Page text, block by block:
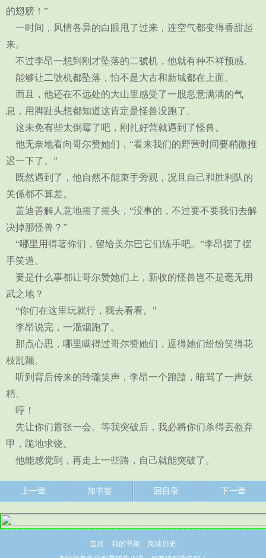
的翅膀！”
一时间，风情各异的白眼甩了过来，连空气都变得香甜起
来。
不过李昂一想到刚才坠落的二號机，他就有种不祥预感。
能够让二號机都坠落，怕不是大古和新城都在上面。
而且，他还在不远处的大山里感受了一股恶意满满的气
息，用脚趾头想都知道这肯定是怪兽没跑了。
这未免有些太倒霉了吧，刚扎好营就遇到了怪兽。
他无奈地看向哥尔赞她们，“看来我们的野营时间要稍微推
迟一下了。”
既然遇到了，他自然不能束手旁观，况且自己和胜利队的
关係都不算差。
盖迪善解人意地摇了摇头，“没事的，不过要不要我们去解
决掉那怪兽？”
“哪里用得著你们，留给美尔巴它们练手吧。”李昂摆了摆
手笑道。
要是什么事都让哥尔赞她们上，新收的怪兽岂不是毫无用
武之地？
“你们在这里玩就行，我去看看。”
李昂说完，一溜烟跑了。
那点心思，哪里瞒得过哥尔赞她们，逗得她们纷纷笑得花
枝乱颤。
听到背后传来的玲瓏笑声，李昂一个踉蹌，暗骂了一声妖
精。
哼！
先让你们囂张一会。等我突破后，我必將你们杀得丟盔弃
甲，跪地求饶。
他能感觉到，再走上一些路，自己就能突破了。
上一章 加书签 回目录 下一章
首页 我的书架
阅读历史